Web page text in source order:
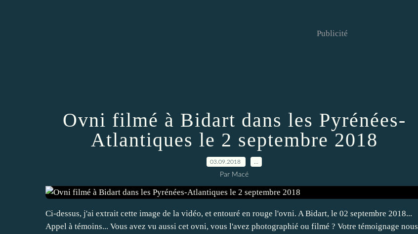
Publicité
Ovni filmé à Bidart dans les Pyrénées-
Atlantiques le 2 septembre 2018
03.09.2018
Par Macé
Ci-dessus, j'ai extrait cette image de la vidéo, et entouré en rouge l'ovni. A Bidart, le 02 septembre 2018...
Appel à témoins... Vous avez vu aussi cet ovni, vous l'avez photographié ou filmé ? Votre témoignage nous